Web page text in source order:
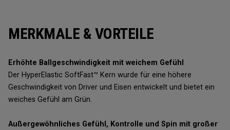
MERKMALE & VORTEILE
Erhöhte Ballgeschwindigkeit mit weichem Gefühl
Der HyperElastic SoftFast™ Kern wurde für eine höhere
Geschwindigkeit von Driver und Eisen entwickelt und bietet ein
weiches Gefühl am Grün.
Außergewöhnliches Gefühl, Kontrolle und Spin mit großer